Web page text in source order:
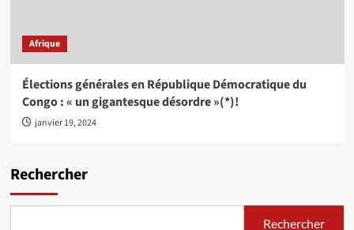
Afrique
Élections générales en République Démocratique du
Congo : « un gigantesque désordre »(*)!
janvier 19, 2024
Rechercher
Rechercher